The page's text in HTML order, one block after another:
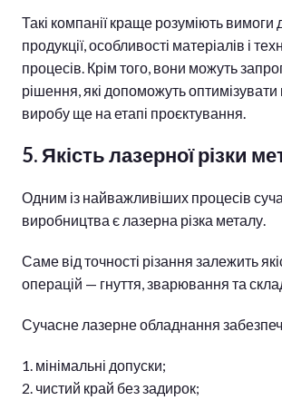
Такі компанії краще розуміють вимоги
продукції, особливості матеріалів і
процесів. Крім того, вони можуть
рішення, які допоможуть оптимізувати
виробу ще на етапі проєктування.
5. Якість лазерної різки
Одним із найважливіших процесів
виробництва є лазерна різка металу.
Саме від точності різання залежить
операцій — гнуття, зварювання та
Сучасне лазерне обладнання
мінімальні допуски;
чистий край без задирок;